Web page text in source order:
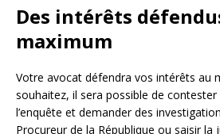
Des intérêts
maximum
Votre avocat défendra vos intérêts au
souhaitez, il sera possible de
l’enquête et demander des
Procureur de la République ou saisir la